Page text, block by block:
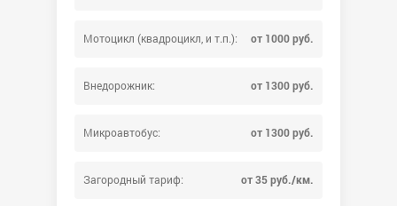
Мотоцикл (квадроцикл, и т.п.): от 1000 руб.
Внедорожник: от 1300 руб.
Микроавтобус: от 1300 руб.
Загородный тариф: от 35 руб./км.